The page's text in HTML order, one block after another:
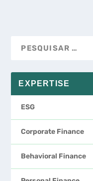
EXPERTISE
ESG
Corporate Finance
Behavioral Finance
Personal Finance